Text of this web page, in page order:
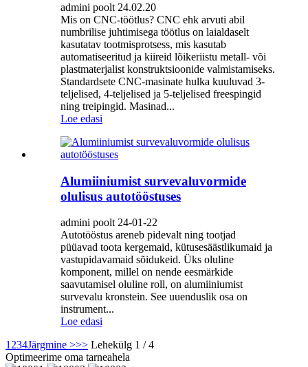
admini poolt 24.02.20
Mis on CNC-töötlus? CNC ehk arvuti abil
numbrilise juhtimisega töötlus on laialdaselt
kasutatav tootmisprotsess, mis kasutab
automatiseeritud ja kiireid lõikeriistu metall- või
plastmaterjalist konstruktsioonide valmistamiseks.
Standardsete CNC-masinate hulka kuuluvad 3-
teljelised, 4-teljelised ja 5-teljelised freespingid
ning treipingid. Masinad...
Loe edasi
Alumiiniumist survevaluvormide
olulisus autotööstuses
admini poolt 24-01-22
Autotööstus areneb pidevalt ning tootjad
püüavad toota kergemaid, kütusesäästlikumaid ja
vastupidavamaid sõidukeid. Üks oluline
komponent, millel on nende eesmärkide
saavutamisel oluline roll, on alumiiniumist
survevalu kronstein. See uuenduslik osa on
instrument...
Loe edasi
1 234Järgmine >>> Lehekülg 1 / 4
Optimeerime oma tarneahela